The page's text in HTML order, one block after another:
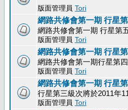
版面管理員 Tori
網路共修會第一期 行星
網路共修會第一期 行星第
版面管理員 Tori
網路共修會第一期 行星
網路共修會第一期行星第
版面管理員 Tori
網路共修會第一期 行星
行星第三級次將於2011年
版面管理員 Tori